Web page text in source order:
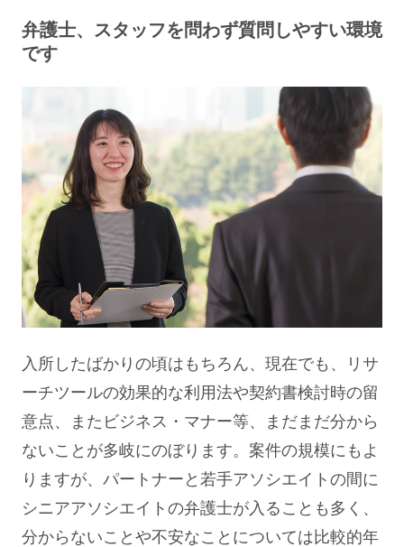
弁護士、スタッフを問わず質問しやすい環境
です
入所したばかりの頃はもちろん、現在でも、リサ
ーチツールの効果的な利用法や契約書検討時の留
意点、またビジネス・マナー等、まだまだ分から
ないことが多岐にのぼります。案件の規模にもよ
りますが、パートナーと若手アソシエイトの間に
シニアアソシエイトの弁護士が入ることも多く、
分からないことや不安なことについては比較的年